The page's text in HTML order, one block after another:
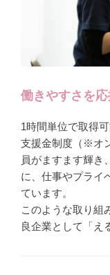
働きやすさを
1時間単位で取得
支援金制度（※オ
員がますます輝き
に、仕事やプライ
ています。
このような取り組
良企業として「え